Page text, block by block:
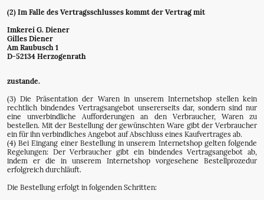
(2) Im Falle des Vertragsschlusses kommt der Vertrag mit
Imkerei G. Diener
Gilles Diener
Am Raubusch 1
D-52134 Herzogenrath
zustande.
(3) Die Präsentation der Waren in unserem Internetshop stellen kein
rechtlich bindendes Vertragsangebot unsererseits dar, sondern sind nur
eine unverbindliche Aufforderungen an den Verbraucher, Waren zu
bestellen. Mit der Bestellung der gewünschten Ware gibt der Verbraucher
ein für ihn verbindliches Angebot auf Abschluss eines Kaufvertrages ab.
(4) Bei Eingang einer Bestellung in unserem Internetshop gelten folgende
Regelungen: Der Verbraucher gibt ein bindendes Vertragsangebot ab,
indem er die in unserem Internetshop vorgesehene Bestellprozedur
erfolgreich durchläuft.
Die Bestellung erfolgt in folgenden Schritten: